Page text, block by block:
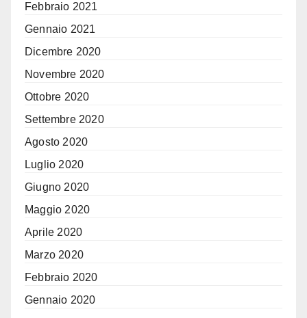
Febbraio 2021
Gennaio 2021
Dicembre 2020
Novembre 2020
Ottobre 2020
Settembre 2020
Agosto 2020
Luglio 2020
Giugno 2020
Maggio 2020
Aprile 2020
Marzo 2020
Febbraio 2020
Gennaio 2020